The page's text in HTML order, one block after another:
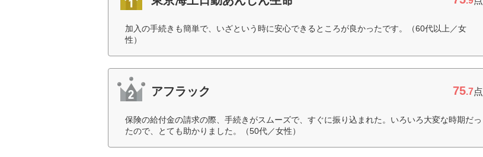
加入の手続きも簡単で、いざという時に安心できるところが良かったです。（60代以上／女
性）
アフラック 75.7点
保険の給付金の請求の際、手続きがスムーズで、すぐに振り込まれた。いろいろ大変な時期だっ
たので、とても助かりました。（50代／女性）